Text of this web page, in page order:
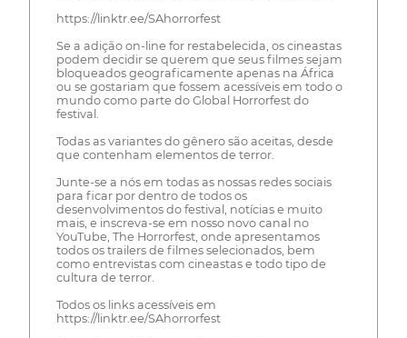
https://linktr.ee/SAhorrorfest
Se a adição on-line for restabelecida, os cineastas
podem decidir se querem que seus filmes sejam
bloqueados geograficamente apenas na África
ou se gostariam que fossem acessíveis em todo o
mundo como parte do Global Horrorfest do
festival.
Todas as variantes do gênero são aceitas, desde
que contenham elementos de terror.
Junte-se a nós em todas as nossas redes sociais
para ficar por dentro de todos os
desenvolvimentos do festival, notícias e muito
mais, e inscreva-se em nosso novo canal no
YouTube, The Horrorfest, onde apresentamos
todos os trailers de filmes selecionados, bem
como entrevistas com cineastas e todo tipo de
cultura de terror.
Todos os links acessíveis em
https://linktr.ee/SAhorrorfest